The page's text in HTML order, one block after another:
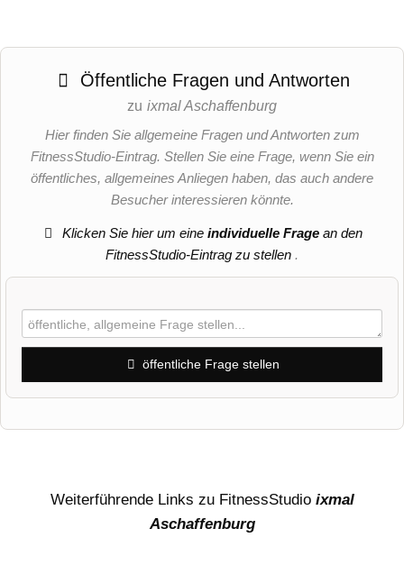
Öffentliche Fragen und Antworten
zu ixmal Aschaffenburg
Hier finden Sie allgemeine Fragen und Antworten zum
FitnessStudio-Eintrag. Stellen Sie eine Frage, wenn Sie ein
öffentliches, allgemeines Anliegen haben, das auch andere
Besucher interessieren könnte.
Klicken Sie hier um eineindividuelle Frage an den
FitnessStudio-Eintrag zu stellen .
öffentliche Frage stellen
Weiterführende Links zu FitnessStudio ixmal
Aschaffenburg